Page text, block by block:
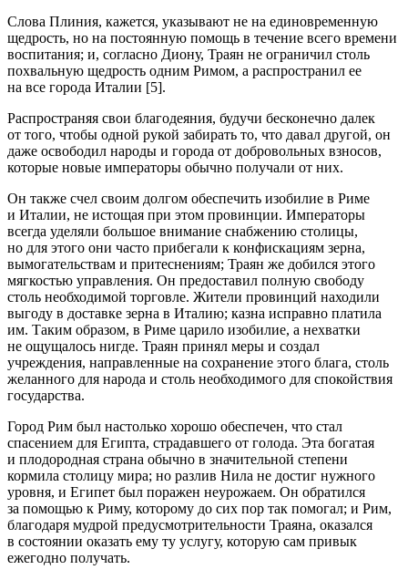
Слова Плиния, кажется, указывают не на единовременную
щедрость, но на постоянную помощь в течение всего времени
воспитания; и, согласно Диону, Траян не ограничил столь
похвальную щедрость одним Римом, а распространил ее
на все города Италии [5].
Распространяя свои благодеяния, будучи бесконечно далек
от того, чтобы одной рукой забирать то, что давал другой, он
даже освободил народы и города от добровольных взносов,
которые новые императоры обычно получали от них.
Он также счел своим долгом обеспечить изобилие в Риме
и Италии, не истощая при этом провинции. Императоры
всегда уделяли большое внимание снабжению столицы,
но для этого они часто прибегали к конфискациям зерна,
вымогательствам и притеснениям; Траян же добился этого
мягкостью управления. Он предоставил полную свободу
столь необходимой торговле. Жители провинций находили
выгоду в доставке зерна в Италию; казна исправно платила
им. Таким образом, в Риме царило изобилие, а нехватки
не ощущалось нигде. Траян принял меры и создал
учреждения, направленные на сохранение этого блага, столь
желанного для народа и столь необходимого для спокойствия
государства.
Город Рим был настолько хорошо обеспечен, что стал
спасением для Египта, страдавшего от голода. Эта богатая
и плодородная страна обычно в значительной степени
кормила столицу мира; но разлив Нила не достиг нужного
уровня, и Египет был поражен неурожаем. Он обратился
за помощью к Риму, которому до сих пор так помогал; и Рим,
благодаря мудрой предусмотрительности Траяна, оказался
в состоянии оказать ему ту услугу, которую сам привык
ежегодно получать.